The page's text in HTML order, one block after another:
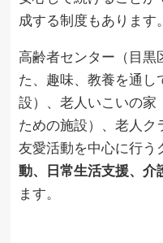
成する制度もあります。
高齢者センター（目黒
た、趣味、教養を通
設）、老人いこいの
ための施設）、老人ク
友愛活動を中心に行う
動、日常生活支援、
ます。